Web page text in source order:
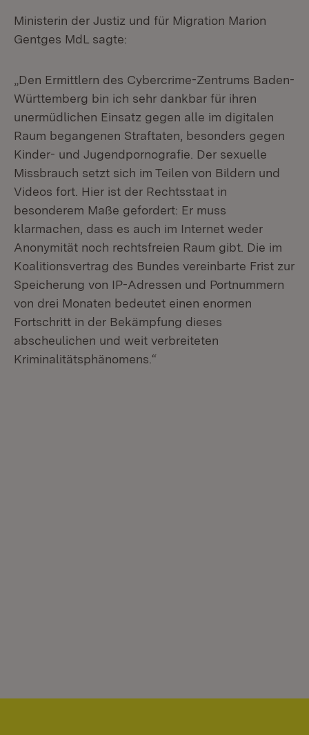
Ministerin der Justiz und für Migration Marion
Gentges MdL sagte:
„Den Ermittlern des Cybercrime-Zentrums Baden-
Württemberg bin ich sehr dankbar für ihren
unermüdlichen Einsatz gegen alle im digitalen
Raum begangenen Straftaten, besonders gegen
Kinder- und Jugendpornografie. Der sexuelle
Missbrauch setzt sich im Teilen von Bildern und
Videos fort. Hier ist der Rechtsstaat in
besonderem Maße gefordert: Er muss
klarmachen, dass es auch im Internet weder
Anonymität noch rechtsfreien Raum gibt. Die im
Koalitionsvertrag des Bundes vereinbarte Frist zur
Speicherung von IP-Adressen und Portnummern
von drei Monaten bedeutet einen enormen
Fortschritt in der Bekämpfung dieses
abscheulichen und weit verbreiteten
Kriminalitätsphänomens.“